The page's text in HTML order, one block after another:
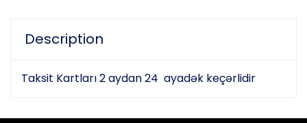
Description
Taksit Kartları 2 aydan 24 ayadək keçərlidir